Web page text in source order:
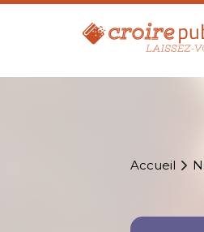
Accueil